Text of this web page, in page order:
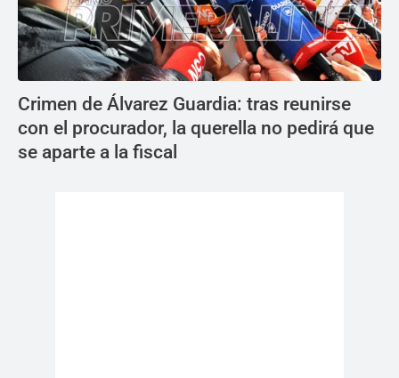
Crimen de Álvarez Guardia: tras reunirse
con el procurador, la querella no pedirá que
se aparte a la fiscal